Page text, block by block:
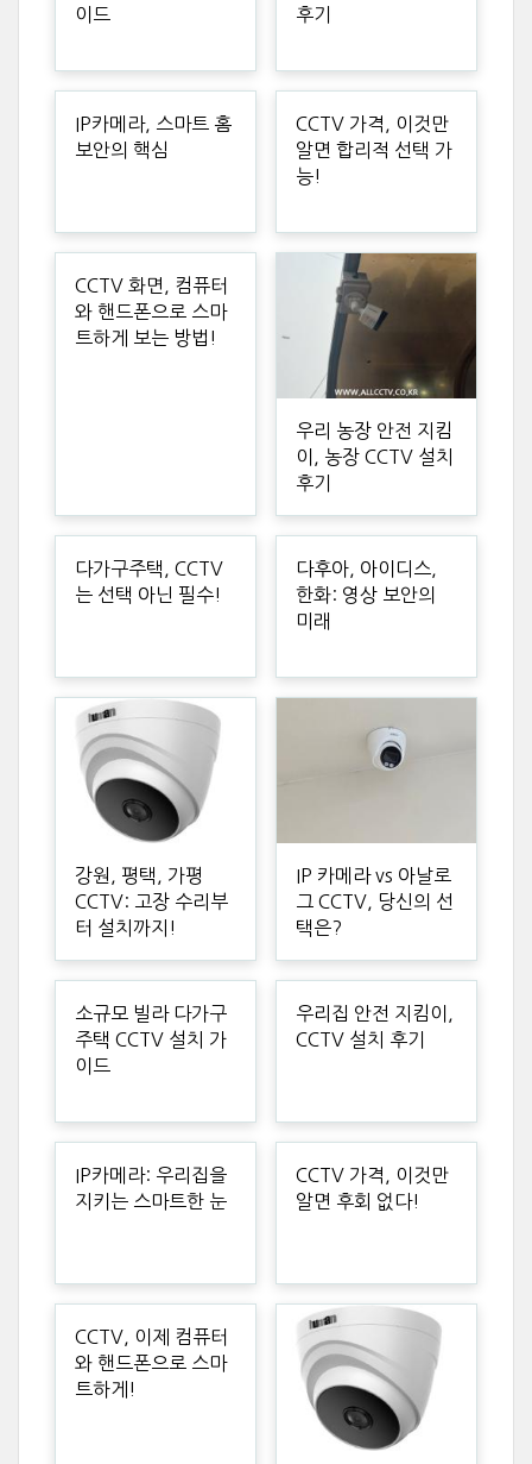
이드
후기
IP카메라, 스마트 홈
보안의 핵심
CCTV 가격, 이것만
알면 합리적 선택 가
능!
CCTV 화면, 컴퓨터
와 핸드폰으로 스마
트하게 보는 방법!
우리 농장 안전 지킴
이, 농장 CCTV 설치
후기
다가구주택, CCTV
는 선택 아닌 필수!
다후아, 아이디스,
한화: 영상 보안의
미래
강원, 평택, 가평
CCTV: 고장 수리부
터 설치까지!
IP 카메라 vs 아날로
그 CCTV, 당신의 선
택은?
소규모 빌라 다가구
주택 CCTV 설치 가
이드
우리집 안전 지킴이,
CCTV 설치 후기
IP카메라: 우리집을
지키는 스마트한 눈
CCTV 가격, 이것만
알면 후회 없다!
CCTV, 이제 컴퓨터
와 핸드폰으로 스마
트하게!